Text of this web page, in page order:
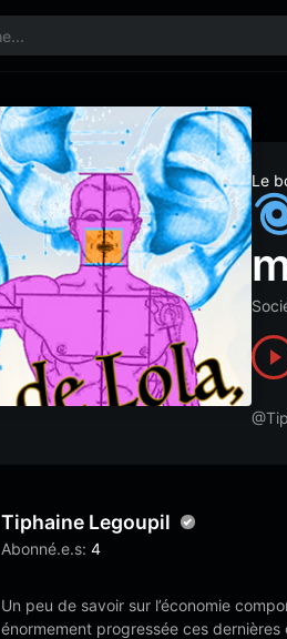
Le
Tiphaine Legoupil
Abonné.e.s: 4
Un peu de savoir sur l’économie
énormement progressée ces